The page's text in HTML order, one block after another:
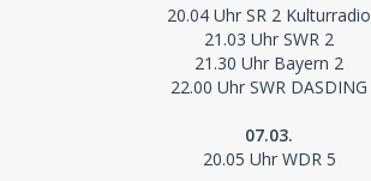
20.04 Uhr SR 2 Kulturradio
21.03 Uhr SWR 2
21.30 Uhr Bayern 2
22.00 Uhr SWR DASDING
07.03.
20.05 Uhr WDR 5